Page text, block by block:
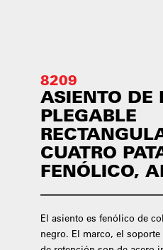
8209
ASIENTO DE
PLEGABLE
CUATRO
FENÓLICO,
El asiento es fenólico de
negro. El marco, el